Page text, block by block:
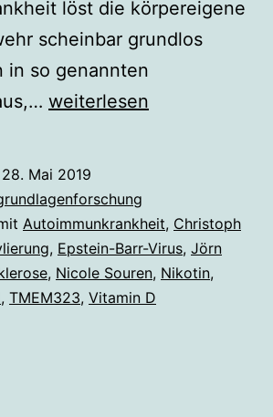
löst die körpereigene
scheinbar grundlos
in so genannten
Multiple
Zwillingen
weiterlesen
28. Mai 2019
Autoimmunkrankheit, Christoph
, Epstein-Barr-Virus, Jörn
, Nicole Souren, Nikotin,
, TMEM323, Vitamin D